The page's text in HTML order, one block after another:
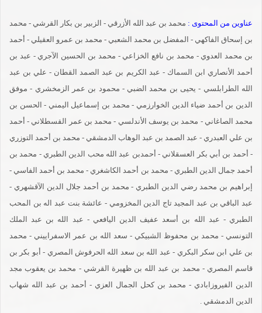
عناوين من المحتوى : محمد بن عبد الله الأزرقي - الزبير بن بكار القرشي - محمد
بن إسحاق الفاكهي - المفضل بن محمد الشعبي - محمد بن عمرو العقيلي - أحمد
بن محمد العدوي - محمد بن نافع الخزاعي - محمد بن الحسين الآجري - عبد بن
أحمد الأنصاري ابن السماك - عبد الكريم بن عبد الصمد القطان - علي بن عبد
الله الطرابلسي - يحيى بن محمد الضبي - محمود بن عمر الزمخشري - موفق
الدين بن أحمد ضياء الدين الخوارزمي - محمد بن إسماعيل اليمني - الحسن بن
محمد الصاغاني - محمد بن يوسف الأندلسي - محمد بن عمر القسطلاني - أحمد
بن علي العبدري - عبد الصمد بن عبد الوهاب الدمشقي - محمد بن أحمد التوزري
- أحمد بن أبي بكر العسقلاني - أحمدبن عبد الله محب الدين الطبري - محمد بن
أحمد جمال الدين الطبري - محمد بن أحمد الكاشغري - محمد بن أحمد الفاسي -
إبراهيم بن محمد رضي الدين الطبري - محمد بن أحمد جلال الدين الآقشهري -
عبد الباقي بن عبد المجيد تاج الدين المخزومي - عائشة بنت عبد اله بن المحب
الطبري - عبد الله بن أسعد عفيف الدين اليافعي - عبد الله بن عبد الملك
التونسي - محمد بن محفوظ الشبيكي - سعد الله بن عمر الاسفراييني - محمد
بن علي ابن سكر البكري - عبد الله بن سعد الله الحرفوش المصري - أبو بكر بن
قاسم المصري - محمد بن عبد الله بن ظهيرة القرشي - محمد بن يعقوب مجد
الدين الفيروزابادي - محمد بن كحل الجمال العزي - أحمد بن عبد الله شهاب
الدين الدمشقي .